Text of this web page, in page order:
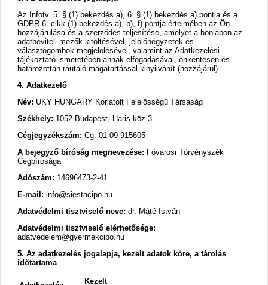
Az Infotv. 5. § (1) bekezdés a), 6. § (1) bekezdés a) pontja és a
GDPR 6. cikk (1) bekezdés a), b), f) pontja értelmében az Ön
hozzájárulása és a szerződés teljesítése, amelyet a honlapon az
adatbeviteli mezők kitöltésével, jelölőnégyzetek és
választógombok megjelölésével, valamint az Adatkezelési
tájékoztató ismeretében annak elfogadásával, önkéntesen és
határozottan ráutaló magatartással kinyilvánít (hozzájárul).
4. Adatkezelő
Név: UKY HUNGARY Korlátolt Felelősségű Társaság
Székhely: 1052 Budapest, Haris köz 3.
Cégjegyzékszám: Cg. 01-09-915605
A bejegyző bíróság megnevezése: Fővárosi Törvényszék
Cégbírósága
Adószám: 14696473-2-41
E-mail:info@siestacipo.hu
Adatvédelmi tisztviselő neve: dr. Máté István
Adatvédelmi tisztviselő elérhetősége:
adatvedelem@gyermekcipo.hu
5. Az adatkezelés jogalapja, kezelt adatok köre, a tárolás
időtartama
Kezelt